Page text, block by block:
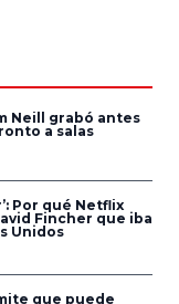
Neill grabó antes
a salas
Por qué Netflix
Fincher que iba
Unidos
que puede